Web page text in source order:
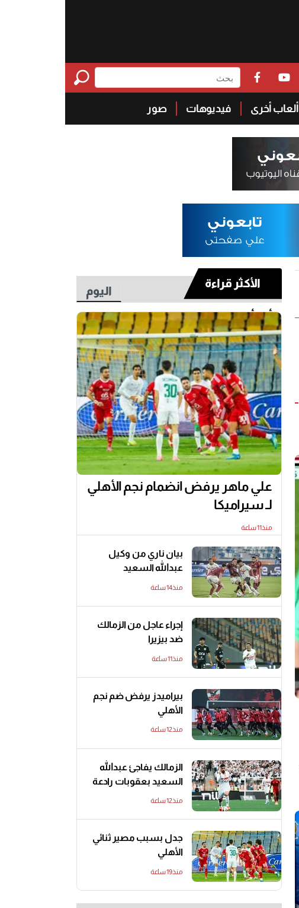
ألعاب أخرى فيديوهات صور
الأكثر قراءة
اليوم
أخر أسبوع
علي ماهر يرفض انضمام نجم الأهلي
لـ سيراميكا
منذ11 ساعة
بيان ناري من وكيل
عبدالله السعيد
منذ14 ساعة
إجراء عاجل من الزمالك
ضد بيزيرا
منذ11 ساعة
بيراميدز يرفض ضم نجم
الأهلي
منذ12 ساعة
الزمالك يفاجئ عبدالله
السعيد بعقوبات رادعة
منذ12 ساعة
جدل بسبب مصير ثنائي
الأهلي
منذ19 ساعة